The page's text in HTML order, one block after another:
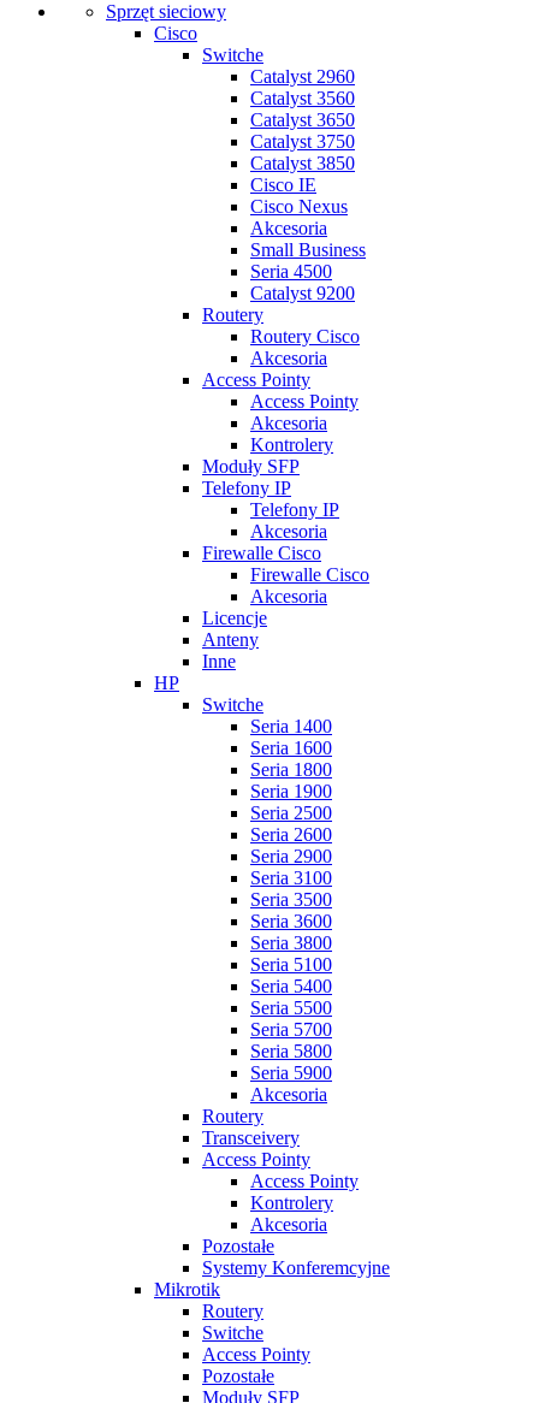
Sprzęt sieciowy
Cisco
Switche
Catalyst 2960
Catalyst 3560
Catalyst 3650
Catalyst 3750
Catalyst 3850
Cisco IE
Cisco Nexus
Akcesoria
Small Business
Seria 4500
Catalyst 9200
Routery
Routery Cisco
Akcesoria
Access Pointy
Access Pointy
Akcesoria
Kontrolery
Moduły SFP
Telefony IP
Telefony IP
Akcesoria
Firewalle Cisco
Firewalle Cisco
Akcesoria
Licencje
Anteny
Inne
HP
Switche
Seria 1400
Seria 1600
Seria 1800
Seria 1900
Seria 2500
Seria 2600
Seria 2900
Seria 3100
Seria 3500
Seria 3600
Seria 3800
Seria 5100
Seria 5400
Seria 5500
Seria 5700
Seria 5800
Seria 5900
Akcesoria
Routery
Transceivery
Access Pointy
Access Pointy
Kontrolery
Akcesoria
Pozostałe
Systemy Konferemcyjne
Mikrotik
Routery
Switche
Access Pointy
Pozostałe
Moduły SFP